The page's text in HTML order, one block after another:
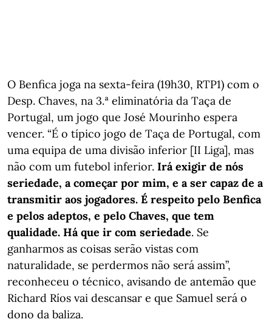
O Benfica joga na sexta-feira (19h30, RTP1) com o
Desp. Chaves, na 3.ª eliminatória da Taça de
Portugal, um jogo que José Mourinho espera
vencer. “É o típico jogo de Taça de Portugal, com
uma equipa de uma divisão inferior [II Liga], mas
não com um futebol inferior. Irá exigir de nós
seriedade, a começar por mim, e a ser capaz de a
transmitir aos jogadores. É respeito pelo Benfica
e pelos adeptos, e pelo Chaves, que tem
qualidade. Há que ir com seriedade. Se
ganharmos as coisas serão vistas com
naturalidade, se perdermos não será assim”,
reconheceu o técnico, avisando de antemão que
Richard Ríos vai descansar e que Samuel será o
dono da baliza.